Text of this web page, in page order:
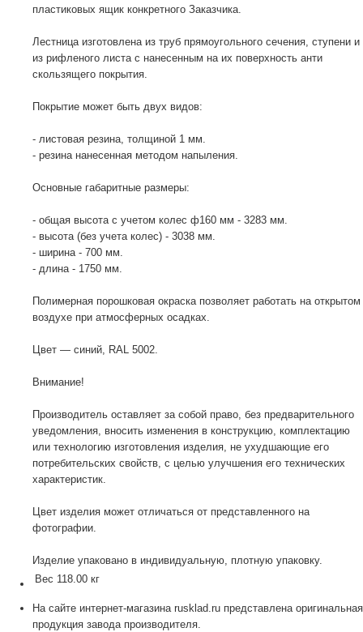
пластиковых ящик конкретного Заказчика.
Лестница изготовлена из труб прямоугольного сечения, ступени и
из рифленого листа с нанесенным на их поверхность анти
скользящего покрытия.
Покрытие может быть двух видов:
- листовая резина, толщиной 1 мм.
- резина нанесенная методом напыления.
Основные габаритные размеры:
- общая высота с учетом колес ф160 мм - 3283 мм.
- высота (без учета колес) - 3038 мм.
- ширина - 700 мм.
- длина - 1750 мм.
Полимерная порошковая окраска позволяет работать на открытом
воздухе при атмосферных осадках.
Цвет — синий, RAL 5002.
Внимание!
Производитель оставляет за собой право, без предварительного
уведомления, вносить изменения в конструкцию, комплектацию
или технологию изготовления изделия, не ухудшающие его
потребительских свойств, с целью улучшения его технических
характеристик.
Цвет изделия может отличаться от представленного на
фотографии.
Изделие упаковано в индивидуальную, плотную упаковку.
Вес 118.00 кг
На сайте интернет-магазина rusklad.ru представлена оригинальная
продукция завода производителя.